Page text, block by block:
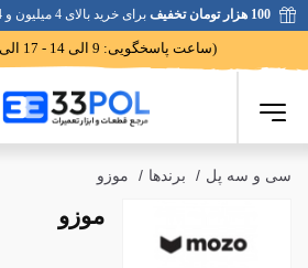
100 هزار تومان تخفیف برای خرید بالای 4 میلیون و 4 قلم کالا!
(ساعت پاسخگویی: 9 الی 14 - 17 الی 20)
سی و سه پل / برندها / موزو
موزو